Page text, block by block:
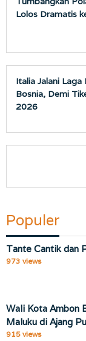
Lolos Dramatis
Italia Jalani
Bosnia, Demi
2026
Populer
Tante Cantik dan
973 views
Wali Kota Ambon
Maluku di Ajang
915 views